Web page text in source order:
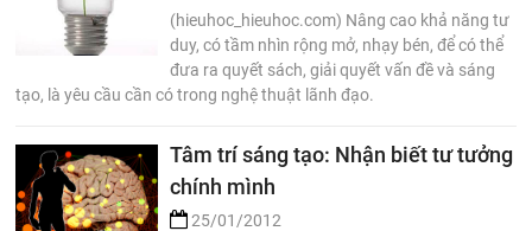
(hieuhoc_hieuhoc.com) Nâng cao khả năng tư
duy, có tầm nhìn rộng mở, nhạy bén, để có thể
đưa ra quyết sách, giải quyết vấn đề và sáng
tạo, là yêu cầu cần có trong nghệ thuật lãnh đạo.
Tâm trí sáng tạo: Nhận biết tư tưởng
chính mình
25/01/2012